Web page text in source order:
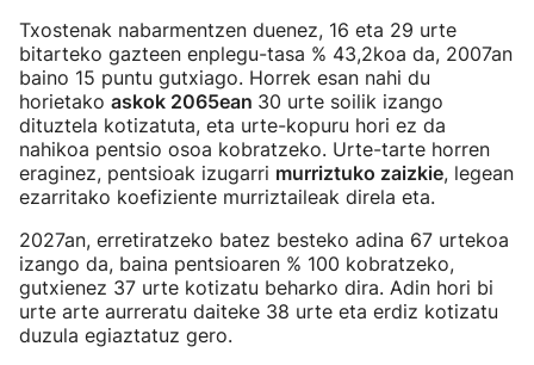
Txostenak nabarmentzen duenez, 16 eta 29 urte
bitarteko gazteen enplegu-tasa % 43,2koa da, 2007an
baino 15 puntu gutxiago. Horrek esan nahi du
horietako askok 2065ean 30 urte soilik izango
dituztela kotizatuta, eta urte-kopuru hori ez da
nahikoa pentsio osoa kobratzeko. Urte-tarte horren
eraginez, pentsioak izugarri murriztuko zaizkie, legean
ezarritako koefiziente murriztaileak direla eta.
2027an, erretiratzeko batez besteko adina 67 urtekoa
izango da, baina pentsioaren % 100 kobratzeko,
gutxienez 37 urte kotizatu beharko dira. Adin hori bi
urte arte aurreratu daiteke 38 urte eta erdiz kotizatu
duzula egiaztatuz gero.